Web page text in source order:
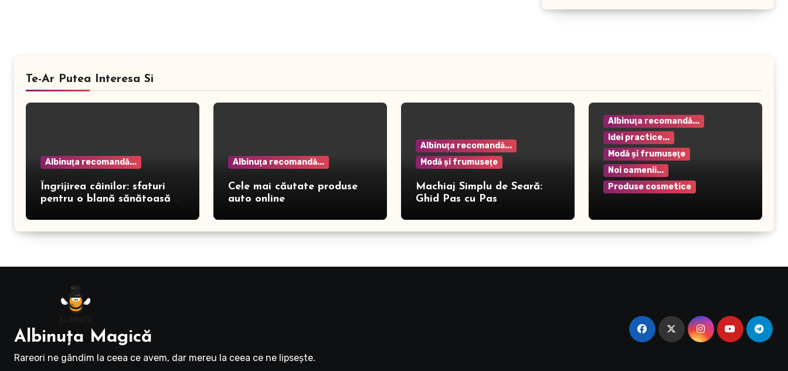
Te-Ar Putea Interesa Si
Albinuţa recomandă...
Îngrijirea câinilor: sfaturi
pentru o blană sănătoasă și
Albinuţa recomandă...
Cele mai căutate produse
auto online
Albinuţa recomandă...
Modă şi frumuseţe
Machiaj Simplu de Seară:
Ghid Pas cu Pas
Albinuţa recomandă...
Idei practice...
Modă şi frumuseţe
Noi oamenii...
Produse cosmetice
– Hidratare și protecție
intensivă
Albinuţa Magică
Rareori ne gândim la ceea ce avem, dar mereu la ceea ce ne lipseşte.